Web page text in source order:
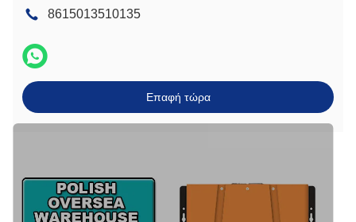
8615013510135
Επαφή τώρα